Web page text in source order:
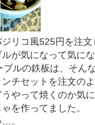
リコ風525円を注
が気になって気に
ルの鉄板は、そん
チセットを注文の
やって焼くのか気
を作ってました。
。